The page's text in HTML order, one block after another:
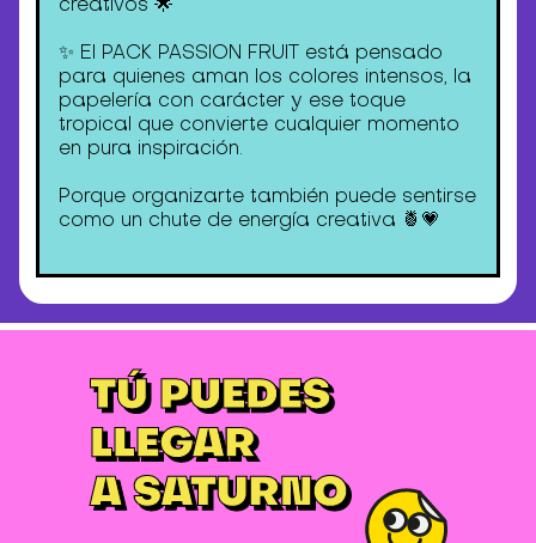
✨ El PACK PASSION FRUIT está pensado
para quienes aman los colores intensos, la
papelería con carácter y ese toque
tropical que convierte cualquier momento
en pura inspiración.
Porque organizarte también puede sentirse
como un chute de energía creativa 🍍💗